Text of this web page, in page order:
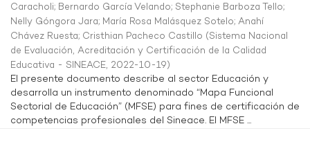
Caracholi; Bernardo García Velando; Stephanie Barboza Tello;
Nelly Góngora Jara; María Rosa Malásquez Sotelo; Anahí
Chávez Ruesta; Cristhian Pacheco Castillo (Sistema Nacional
de Evaluación, Acreditación y Certificación de la Calidad
Educativa - SINEACE, 2022-10-19)
El presente documento describe al sector Educación y
desarrolla un instrumento denominado “Mapa Funcional
Sectorial de Educación” (MFSE) para fines de certificación de
competencias profesionales del Sineace. El MFSE ...